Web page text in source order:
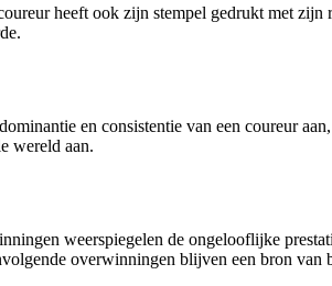
heeft ook zijn stempel gedrukt met
en consistentie van een coureur
wereld aan.
weerspiegelen de ongelooflijke
overwinningen blijven een bron